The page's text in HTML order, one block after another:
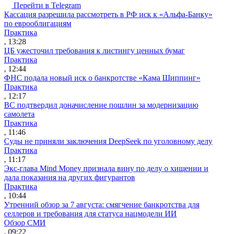
Перейти в Telegram
Кассация разрешила рассмотреть в РФ иск к «Альфа-Банку»
по еврооблигациям
Практика
, 13:28
ЦБ ужесточил требования к листингу ценных бумаг
Практика
, 12:44
ФНС подала новый иск о банкротстве «Кама Шиппинг»
Практика
, 12:17
ВС подтвердил доначисление пошлин за модернизацию
самолета
Практика
, 11:46
Суды не приняли заключения DeepSeek по уголовному делу
Практика
, 11:17
Экс-глава Mind Money признала вину по делу о хищении и
дала показания на других фигурантов
Практика
, 10:44
Утренний обзор за 7 августа: смягчение банкротства для
селлеров и требования для статуса нацмодели ИИ
Обзор СМИ
, 09:22